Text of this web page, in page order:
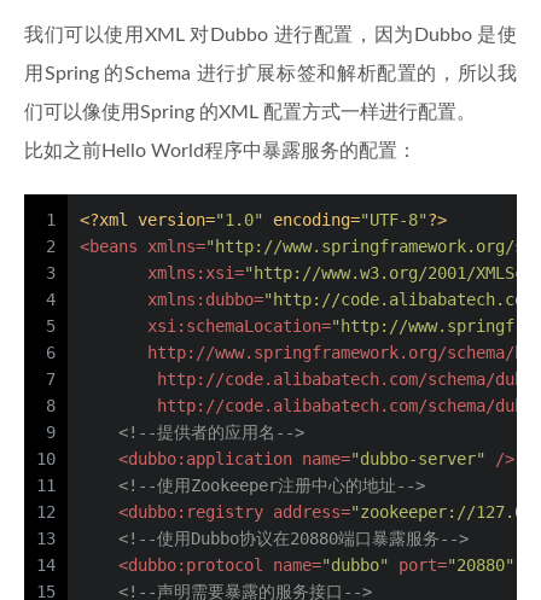
我们可以使用XML 对Dubbo 进行配置，因为Dubbo 是使
用Spring 的Schema 进行扩展标签和解析配置的，所以我
们可以像使用Spring 的XML 配置方式一样进行配置。
比如之前Hello World程序中暴露服务的配置：
1
2
3
4
5
6
7
8
9
10
11
12
13
14
15
<?xml version="1.0" encoding="UTF-8"?>
<beans xmlns="http://www.springframework.org/
xmlns:xsi="http://www.w3.org/2001/
xmlns:dubbo="http://code.alibabatech.com/
xsi:schemaLocation="http://
http://www.springframework.org/schema/
http://code.alibabatech.com/schema/
http://code.alibabatech.com/schema/
<!--提供者的应用名-->
<dubbo:application name="dubbo-server"
/>
<!--使用Zookeeper注册中心的地址-->
<dubbo:registry address="zookeeper://
<!--使用Dubbo协议在20880端口暴露服务-->
<dubbo:protocol name="dubbo" port="20880"
<!--声明需要暴露的服务接口-->